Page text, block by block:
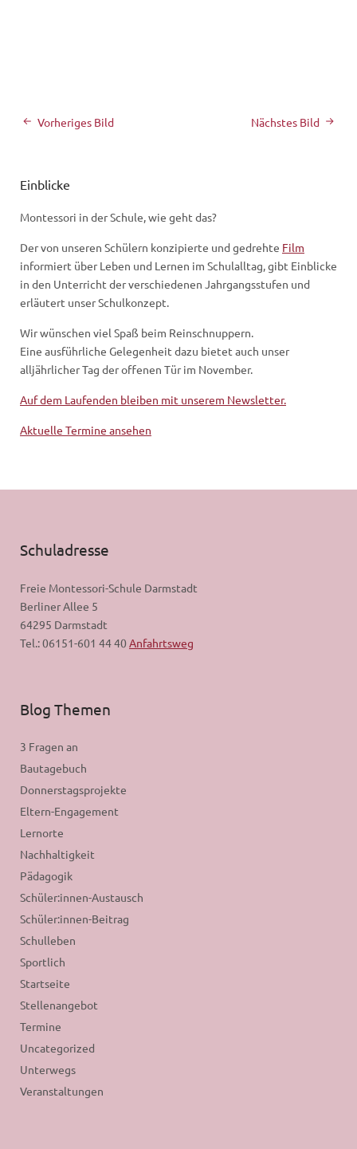
Nächstes Bild
Vorheriges Bild
Einblicke
Montessori in der Schule, wie geht das?
Der von unseren Schülern konzipierte und gedrehte Film
informiert über Leben und Lernen im Schulalltag, gibt Einblicke
in den Unterricht der verschiedenen Jahrgangsstufen und
erläutert unser Schulkonzept.
Wir wünschen viel Spaß beim Reinschnuppern.
Eine ausführliche Gelegenheit dazu bietet auch unser
alljährlicher Tag der offenen Tür im November.
Auf dem Laufenden bleiben mit unserem Newsletter.
Aktuelle Termine ansehen
Schuladresse
Freie Montessori-Schule Darmstadt
Berliner Allee 5
64295 Darmstadt
Tel.: 06151-601 44 40 Anfahrtsweg
Blog Themen
3 Fragen an
Bautagebuch
Donnerstagsprojekte
Eltern-Engagement
Lernorte
Nachhaltigkeit
Pädagogik
Schüler:innen-Austausch
Schüler:innen-Beitrag
Schulleben
Sportlich
Startseite
Stellenangebot
Termine
Uncategorized
Unterwegs
Veranstaltungen